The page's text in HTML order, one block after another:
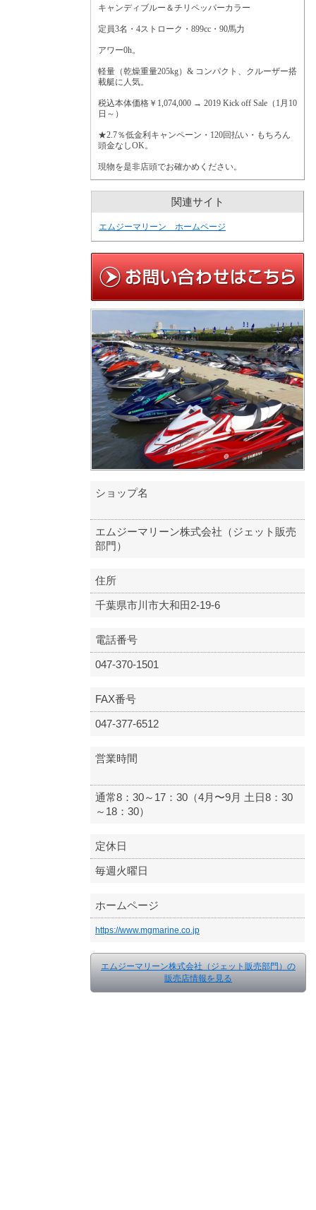
キャンディブルー＆チリペッパーカラー
定員3名・4ストローク・899cc・90馬力
アワー0h。
軽量（乾燥重量205kg）& コンパクト、クルーザー搭
載艇に人気。
税込本体価格￥1,074,000 → 2019 Kick off Sale（1月10
日～）
★2.7％低金利キャンペーン・120回払い・もちろん
頭金なしOK。
現物を是非店頭でお確かめください。
関連サイト
エムジーマリーン ホームページ
ショップ名
エムジーマリーン株式会社（ジェット販売
部門）
住所
千葉県市川市大和田2-19-6
電話番号
047-370-1501
FAX番号
047-377-6512
営業時間
通常8：30～17：30（4月〜9月 土日8：30
～18：30）
定休日
毎週火曜日
ホームページ
https://www.mgmarine.co.jp
エムジーマリーン株式会社（ジェット販売部門）の
販売店情報を見る